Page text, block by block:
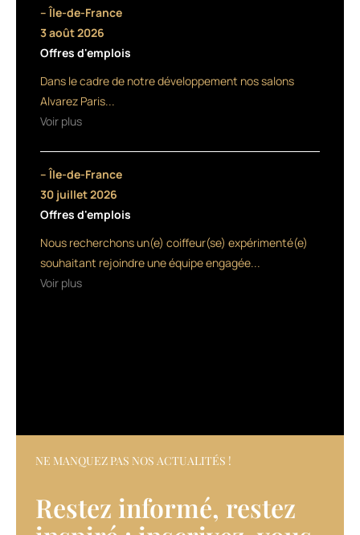
nouveaux
coiffants
mis
valeur
travers
une
campagne
avec
– Île-de-France
3 août 2026
Offres d'emplois
Dans le cadre de notre développement nos salons
Alvarez Paris...
Voir plus
– Île-de-France
30 juillet 2026
Offres d'emplois
Nous recherchons un(e) coiffeur(se) expérimenté(e)
souhaitant rejoindre une équipe engagée...
Voir plus
NE MANQUEZ PAS NOS ACTUALITÉS !
Restez informé, restez